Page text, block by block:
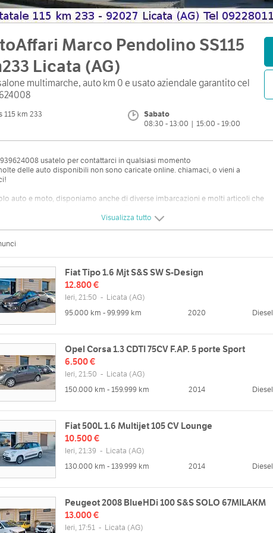
Marco Pendolino SS115
Licata (AG)
multimarche, auto km 0 e usato aziendale garantito cel
115 km 233
Sabato
08:30 - 13:00 | 15:00 - 19:00
usatelo per contattarci in qualsiasi momento
delle auto disponibili non sono caricate online. chiamaci, o vieni a
auto e moto, disponiamo anche di diverse imbarcazioni e molti articoli che
inoltre di elaborazioni e rimappature personalizzate per subaru
mitsubishi lancer evolution toyota GT86 e subaru BRZ
via email info@auto-affari.eu oppure Tel. 3939624008
a Licata (AG) sulla Strada Statale 115 al km 233.
km 233
affari.eu
Orari
Mar
Mer
08:30 - 13:00 | 14:30 - 19:30
Ven
08:30 - 13:00 | 14:30 - 19:30
Dom
Visualizza tutto
Fiat Tipo 1.6 Mjt S&S SW S-Design
12.800 €
Ieri, 21:50 - Licata (AG)
95.000 km - 99.999 km
2020 Diesel
Opel Corsa 1.3 CDTI 75CV F.AP. 5 porte Sport
6.500 €
Ieri, 21:50 - Licata (AG)
150.000 km - 159.999 km
2014 Diesel
Fiat 500L 1.6 Multijet 105 CV Lounge
10.500 €
Ieri, 21:39 - Licata (AG)
130.000 km - 139.999 km
2014 Diesel
Peugeot 2008 BlueHDi 100 S&S SOLO 67MILAKM
13.000 €
Ieri, 17:51 - Licata (AG)